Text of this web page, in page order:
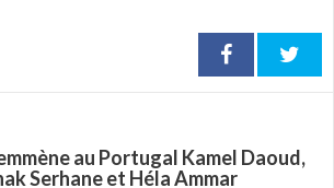
au Portugal Kamel Daoud,
Serhane et Héla Ammar